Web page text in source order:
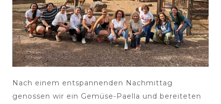
Nach einem entspannenden Nachmittag
genossen wir ein Gemüse-Paella und bereiteten